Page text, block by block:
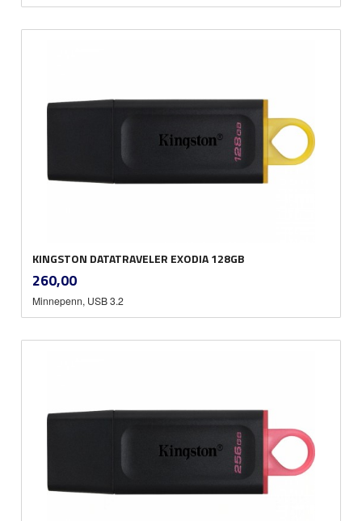
KINGSTON DATATRAVELER EXODIA 128GB
Pris
260,00mva.
Minnepenn, USB 3.2